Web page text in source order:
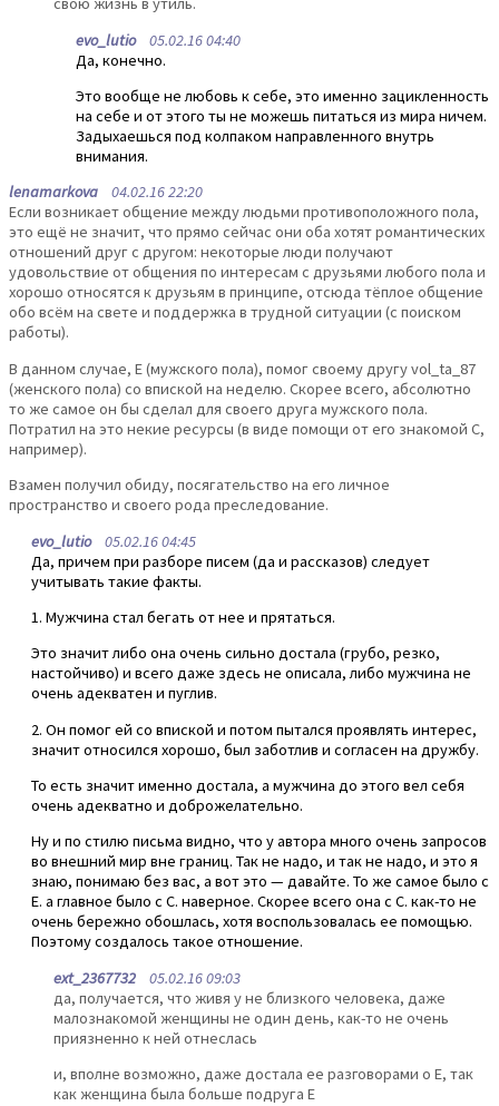
evo_lutio05.02.16 04:40
Да, конечно.
Это вообще не любовь к себе, это именно зацикленность
на себе и от этого ты не можешь питаться из мира ничем.
Задыхаешься под колпаком направленного внутрь
внимания.
lenamarkova 04.02.16 22:20
Если возникает общение между людьми противоположного пола,
это ещё не значит, что прямо сейчас они оба хотят романтических
отношений друг с другом: некоторые люди получают
удовольствие от общения по интересам с друзьями любого пола и
хорошо относятся к друзьям в принципе, отсюда тёплое общение
обо всём на свете и поддержка в трудной ситуации (с поиском
работы).
В данном случае, E (мужского пола), помог своему другу vol_ta_87
(женского пола) со впиской на неделю. Скорее всего, абсолютно
то же самое он бы сделал для своего друга мужского пола.
Потратил на это некие ресурсы (в виде помощи от его знакомой С,
например).
Взамен получил обиду, посягательство на его личное
пространство и своего рода преследование.
evo_lutio05.02.16 04:45
Да, причем при разборе писем (да и рассказов) следует
учитывать такие факты.
1. Мужчина стал бегать от нее и прятаться.
Это значит либо она очень сильно достала (грубо, резко,
настойчиво) и всего даже здесь не описала, либо мужчина не
очень адекватен и пуглив.
2. Он помог ей со впиской и потом пытался проявлять интерес,
значит относился хорошо, был заботлив и согласен на дружбу.
То есть значит именно достала, а мужчина до этого вел себя
очень адекватно и доброжелательно.
Ну и по стилю письма видно, что у автора много очень запросов
во внешний мир вне границ. Так не надо, и так не надо, и это я
знаю, понимаю без вас, а вот это — давайте. То же самое было с
Е. а главное было с С. наверное. Скорее всего она с С. как-то не
очень бережно обошлась, хотя воспользовалась ее помощью.
Поэтому создалось такое отношение.
ext_2367732 05.02.16 09:03
да, получается, что живя у не близкого человека, даже
малознакомой женщины не один день, как-то не очень
приязненно к ней отнеслась
и, вполне возможно, даже достала ее разговорами о Е, так
как женщина была больше подруга Е